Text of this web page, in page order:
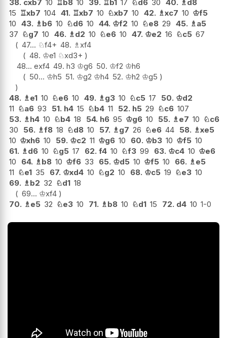
38. cxb7 10 ♖ b8 10 39. ♖ b1 17 ♘d6 30 40. ♗ d8
15 ♖xb7 104 41. ♖xb7 10 ♘xb7 10 42. ♗xc7 10 ♔f5
10 43. ♗ b6 10 ♘d6 10 44. ♔f2 10 ♘e8 29 45. ♗ a5
37 ♘g7 10 46. ♗ d2 10 ♘e6 10 47. ♔e2 16 ♘c5 67
47... ♘f4+ 48. ♗ xf4
48. ♔e1 ♘xd3+
48... exf4 49. h3 ♔g6 50. ♔f2 ♔h6
50... ♔h5 51. ♔g2 ♔h4 52. ♔h2 ♔g5
48. ♗ e1 10 ♘e6 10 49. ♗ g3 10 ♘c5 17 50. ♔d2
11 ♘a6 93 51. h4 15 ♘b4 11 52. h5 29 ♘c6 107
53. ♗ h4 10 ♘b4 18 54. h6 95 ♔g6 10 55. ♗ e7 10 ♘c6
30
56. ♗f8 18 ♘d8 10 57. ♗ g7 26 ♘e6 44 58. ♗xe5
10 ♔xh6 10 59. ♔c2 11 ♔g6 10 60. ♔b3 10 ♔f5 10
61. ♗ d6 10 ♘g5 17 62. f4 10 ♘f3 99 63. ♔c4 10 ♔e6
10
64. ♗ b8 10 ♔f6 33 65. ♔d5 10 ♔f5 10 66. ♗ e5
11 ♘e1 35 67. ♔xd4 10 ♘g2 10 68. ♔c5 19 ♘e3 10
69. ♗ b2 32 ♘d1 18
69... ♔xf4
70. ♗ e5 32 ♘e3 10 71. ♗ b8 10 ♘d1 15 72. d4 10 1-0